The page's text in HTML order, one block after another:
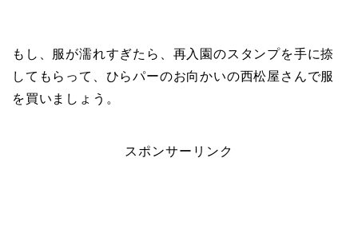
もし、服が濡れすぎたら、再入園のスタンプを手に捺
してもらって、ひらパーのお向かいの西松屋さんで服
を買いましょう。
スポンサーリンク